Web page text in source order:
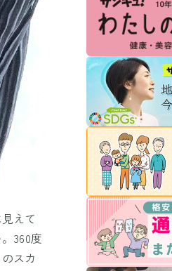
えて
360度
スカ